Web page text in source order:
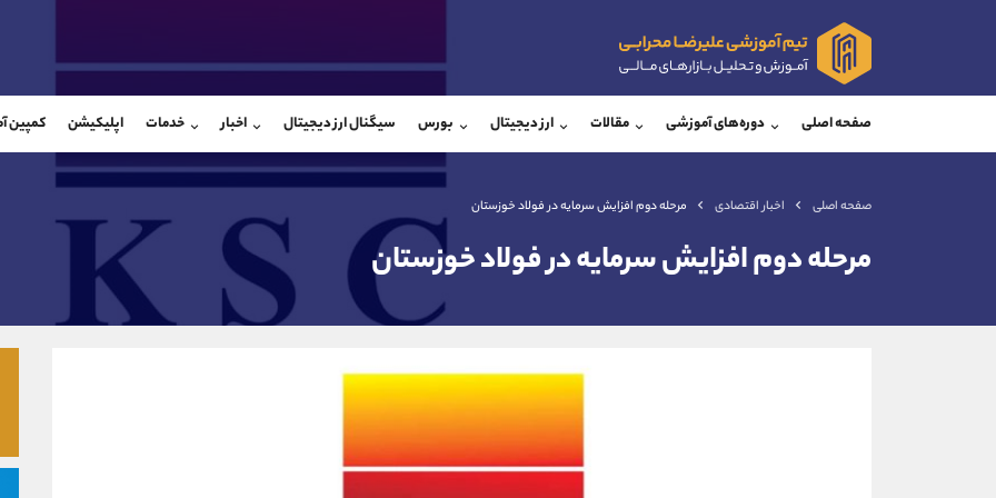
صفحه اصلی دوره‌های آموزشی مقالات ارز دیجیتال بورس سیگنال ارز دیجیتال اخبار خدمات اپلیکیشن کمپین
صفحه اصلی اخبار اقتصادی مرحله دوم افزایش سرمایه در فولاد خوزستان
مرحله دوم افزایش سرمایه در فولاد خوزستان
@Armteam_admin_104
شروع گفتگو واتساپ شروع